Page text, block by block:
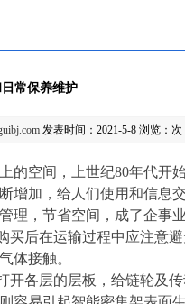
常保养维护
发表时间：2021-5-8 浏览： 次
的空间，上世纪80年代开
增加，给人们使用和信息
，节省空间，成了企事
后在运输过程中应注意
体接触。
各层的层板，给链轮及